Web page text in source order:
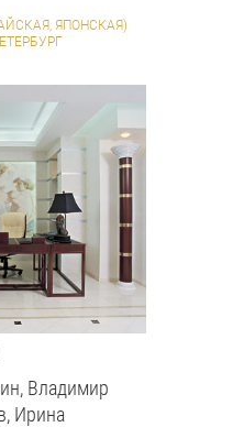
ЯПОНСКАЯ)
Владимир
Ирина